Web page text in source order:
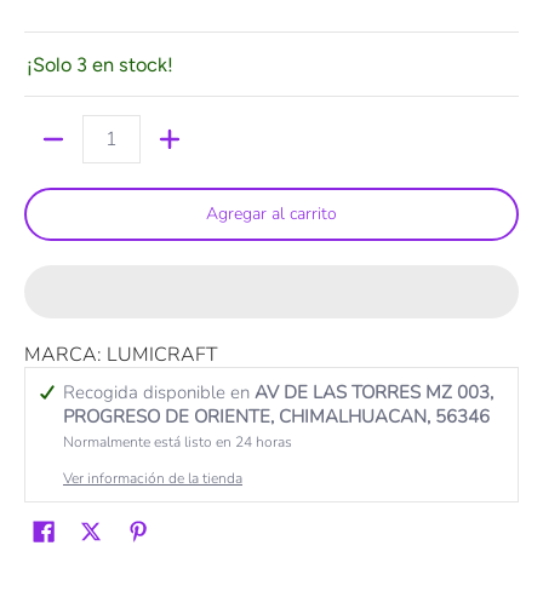
¡Solo 3 en stock!
Agregar al carrito
MARCA: LUMICRAFT
Recogida disponible en AV DE LAS TORRES MZ 003,
PROGRESO DE ORIENTE, CHIMALHUACAN, 56346
Normalmente está listo en 24 horas
Ver información de la tienda